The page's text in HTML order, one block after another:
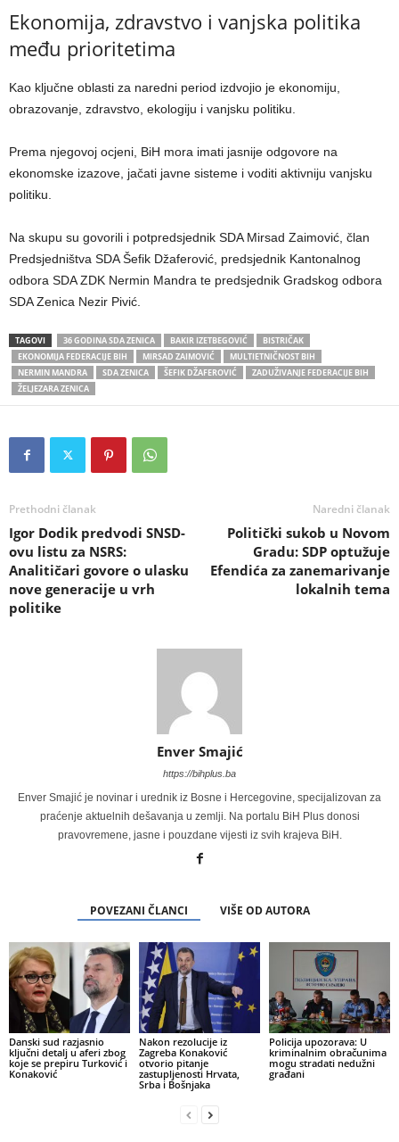
Ekonomija, zdravstvo i vanjska politika
među prioritetima
Kao ključne oblasti za naredni period izdvojio je ekonomiju,
obrazovanje, zdravstvo, ekologiju i vanjsku politiku.
Prema njegovoj ocjeni, BiH mora imati jasnije odgovore na
ekonomske izazove, jačati javne sisteme i voditi aktivniju vanjsku
politiku.
Na skupu su govorili i potpredsjednik SDA Mirsad Zaimović, član
Predsjedništva SDA Šefik Džaferović, predsjednik Kantonalnog
odbora SDA ZDK Nermin Mandra te predsjednik Gradskog odbora
SDA Zenica Nezir Pivić.
TAGOVI 36 GODINA SDA ZENICA BAKIR IZETBEGOVIĆ
BISTRIČAK
EKONOMIJA FEDERACIJE BIH
MIRSAD ZAIMOVIĆ
MULTIETNIČNOST BIH
NERMIN MANDRA
SDA ZENICA ŠEFIK DŽAFEROVIĆ
ZADUŽIVANJE FEDERACIJE BIH
ŽELJEZARA ZENICA
Prethodni članak
Igor Dodik predvodi SNSD-
ovu listu za NSRS:
Analitičari govore o ulasku
nove generacije u vrh
politike
Naredni članak
Politički sukob u Novom
Gradu: SDP optužuje
Efendića za zanemarivanje
lokalnih tema
Enver Smajić
https://bihplus.ba
Enver Smajić je novinar i urednik iz Bosne i Hercegovine, specijalizovan za
praćenje aktuelnih dešavanja u zemlji. Na portalu BiH Plus donosi
pravovremene, jasne i pouzdane vijesti iz svih krajeva BiH.
POVEZANI ČLANCI VIŠE OD AUTORA
Danski sud razjasnio
ključni detalj u aferi zbog
koje se prepiru Turković i
Konaković
Nakon rezolucije iz
Zagreba Konaković
otvorio pitanje
zastupljenosti Hrvata,
Srba i Bošnjaka
Policija upozorava: U
kriminalnim obračunima
mogu stradati nedužni
građani